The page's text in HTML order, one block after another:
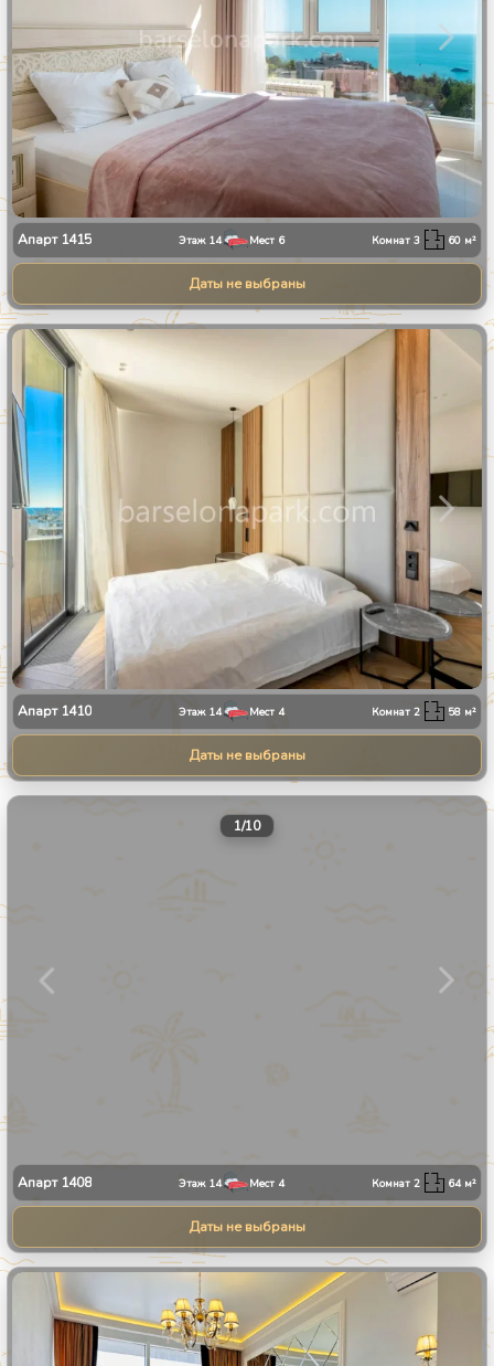
Апарт 1415 Этаж 14 Мест 6 Комнат3 60 м²
Даты не выбраны
Апарт 1410 Этаж 14 Мест 4 Комнат2 58 м²
Даты не выбраны
1/10
Апарт 1408 Этаж 14 Мест 4 Комнат2 64м²
Даты не выбраны